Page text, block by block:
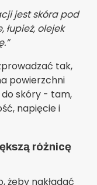
jest skóra pod
olejek
tak,
powierzchni
do skóry - tam,
napięcie i
różnicę
żeby nakładać
Zobacz szczegóły